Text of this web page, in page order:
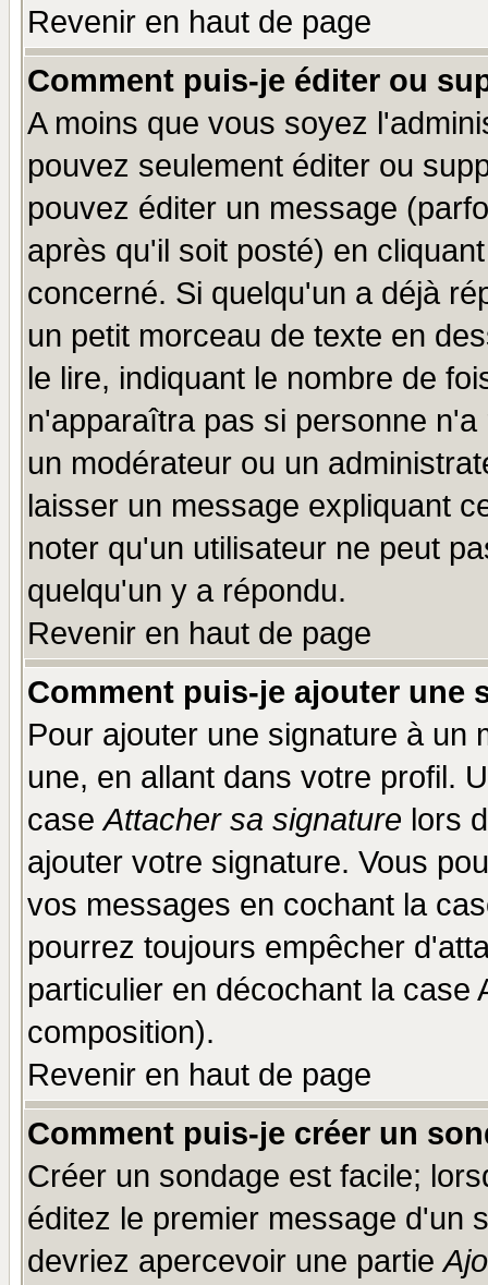
Revenir en haut de page
Comment puis-je éditer ou
A moins que vous soyez
pouvez seulement éditer ou
pouvez éditer un message
après qu'il soit posté) en
concerné. Si quelqu'un a déjà
un petit morceau de texte en
le lire, indiquant le nombre de
n'apparaîtra pas si personne
un modérateur ou un
laisser un message expliquant
noter qu'un utilisateur ne peut
quelqu'un y a répondu.
Revenir en haut de page
Comment puis-je ajouter une
Pour ajouter une signature à un
une, en allant dans votre profil.
caseAttacher sa signature lors
ajouter votre signature. Vous
vos messages en cochant la
pourrez toujours empêcher
particulier en décochant la
composition).
Revenir en haut de page
Comment puis-je créer un
Créer un sondage est facile;
éditez le premier message d'un
devriez apercevoir une partie